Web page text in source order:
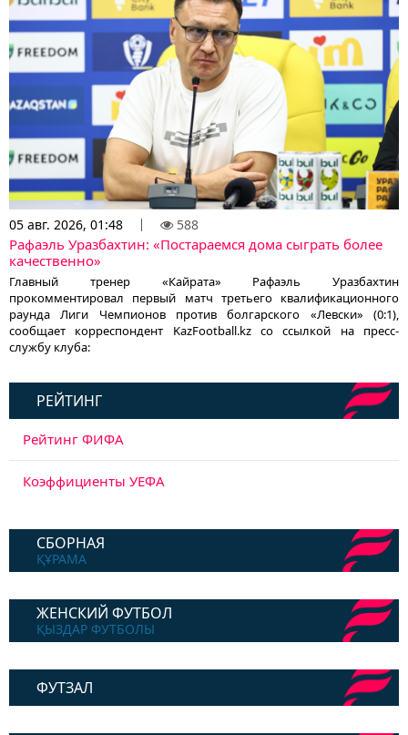
05 авг. 2026, 01:48 588
Рафаэль Уразбахтин: «Постараемся дома сыграть более
качественно»
Главный тренер «Кайрата» Рафаэль Уразбахтин
прокомментировал первый матч третьего квалификационного
раунда Лиги Чемпионов против болгарского «Левски» (0:1),
сообщает корреспондент KazFootball.kz со ссылкой на пресс-
службу клуба:
РЕЙТИНГ
Рейтинг ФИФА
Коэффициенты УЕФА
СБОРНАЯ
ҚҰРАМА
ЖЕНСКИЙ ФУТБОЛ
ҚЫЗДАР ФУТБОЛЫ
ФУТЗАЛ